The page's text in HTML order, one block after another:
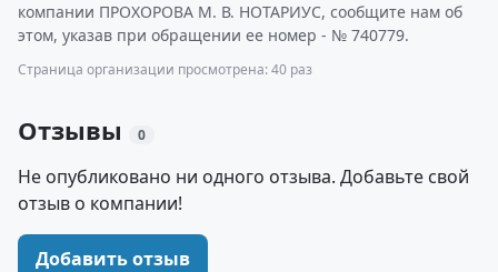
компании ПРОХОРОВА М. В. НОТАРИУС, сообщите нам об
этом, указав при обращении ее номер - № 740779.
Страница организации просмотрена: 40 раз
Отзывы 0
Не опубликовано ни одного отзыва. Добавьте свой
отзыв о компании!
Добавить отзыв